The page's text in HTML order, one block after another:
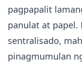
pagpapalit
panulat at
sentralisado,
pinagmumulan